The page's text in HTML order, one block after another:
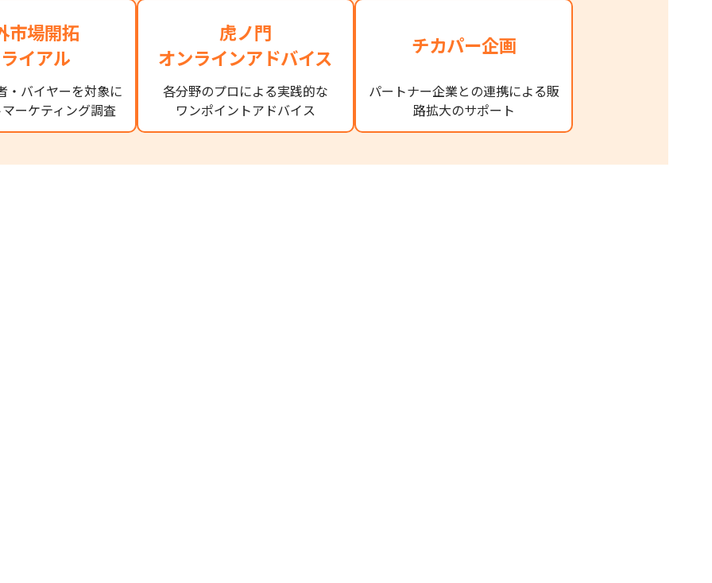
市場開拓
イアル
・バイヤーを対象に
ーケティング調査
虎ノ門
オンラインアドバイス
各分野のプロによる実践的な
ワンポイントアドバイス
チカパー企画
パートナー企業との連携による販
路拡大のサポート